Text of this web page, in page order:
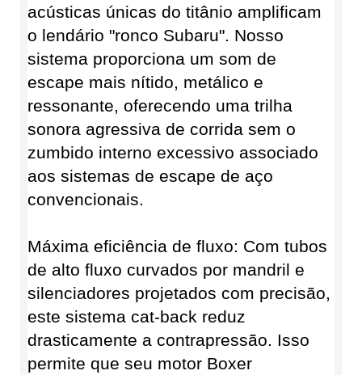
acústicas únicas do titânio amplificam
o lendário "ronco Subaru". Nosso
sistema proporciona um som de
escape mais nítido, metálico e
ressonante, oferecendo uma trilha
sonora agressiva de corrida sem o
zumbido interno excessivo associado
aos sistemas de escape de aço
convencionais.
Máxima eficiência de fluxo: Com tubos
de alto fluxo curvados por mandril e
silenciadores projetados com precisão,
este sistema cat-back reduz
drasticamente a contrapressão. Isso
permite que seu motor Boxer